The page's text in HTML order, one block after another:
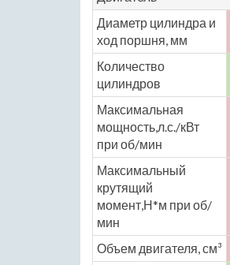
Диаметр цилиндра и
ход поршня, мм
Количество
цилиндров
Максимальная
мощность,л.с./кВт
при об/мин
Максимальный
крутящий
момент,Н*м при об/
мин
Объем двигателя, см³